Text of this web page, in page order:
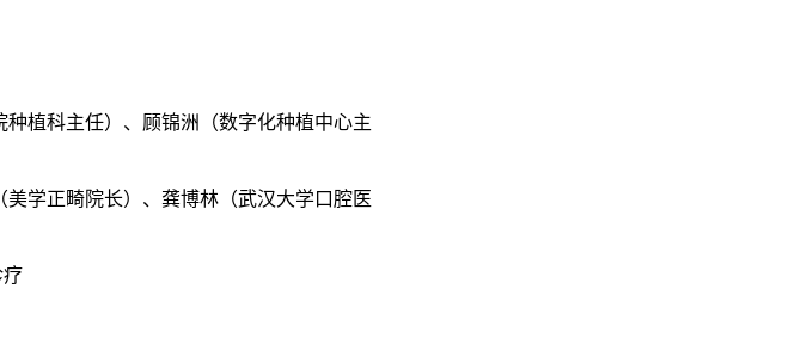
植科主任）、顾锦洲（数字化种植中心主
学正畸院长）、龚博林（武汉大学口腔医
疗